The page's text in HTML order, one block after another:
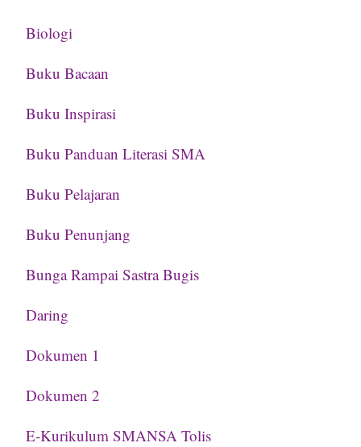
Biologi
Buku Bacaan
Buku Inspirasi
Buku Panduan Literasi SMA
Buku Pelajaran
Buku Penunjang
Bunga Rampai Sastra Bugis
Daring
Dokumen 1
Dokumen 2
E-Kurikulum SMANSA Tolis